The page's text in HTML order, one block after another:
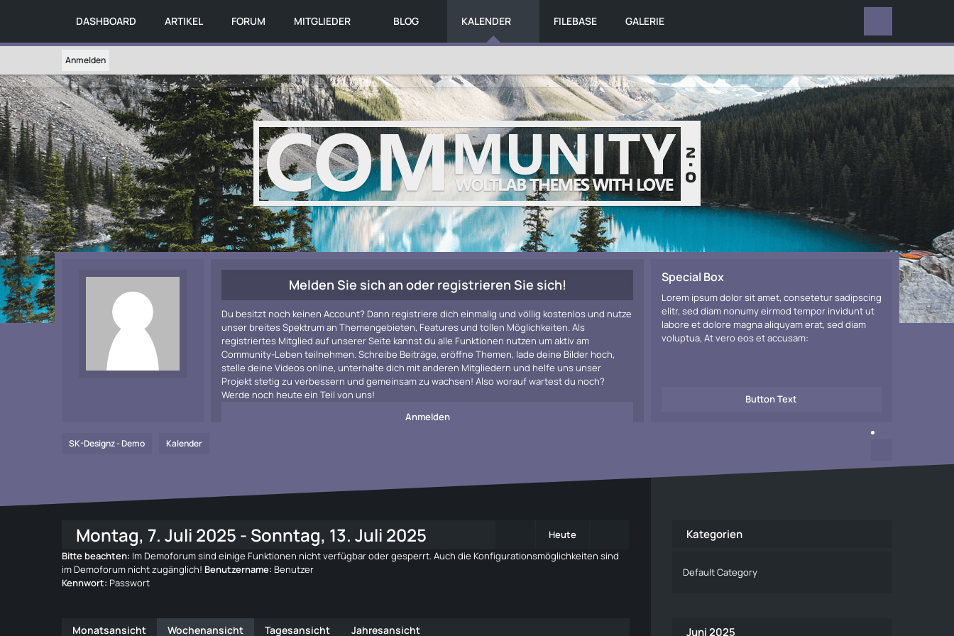
DASHBOARD ARTIKEL FORUM MITGLIEDER BLOG KALENDER FILEBASE GALERIE
Anmelden
Melden Sie sich an oder registrieren Sie sich!
Du besitzt noch keinen Account? Dann registriere dich einmalig und völlig kostenlos und nutze
unser breites Spektrum an Themengebieten, Features und tollen Möglichkeiten. Als
registriertes Mitglied auf unserer Seite kannst du alle Funktionen nutzen um aktiv am
Community-Leben teilnehmen. Schreibe Beiträge, eröffne Themen, lade deine Bilder hoch,
stelle deine Videos online, unterhalte dich mit anderen Mitgliedern und helfe uns unser
Projekt stetig zu verbessern und gemeinsam zu wachsen! Also worauf wartest du noch?
Werde noch heute ein Teil von uns!
Anmelden
Special Box
Lorem ipsum dolor sit amet, consetetur sadipscing
elitr, sed diam nonumy eirmod tempor invidunt ut
labore et dolore magna aliquyam erat, sed diam
voluptua, At vero eos et accusam:
Button Text
SK-Designz - Demo Kalender
Montag, 7. Juli 2025 - Sonntag, 13. Juli 2025
Heute
Bitte beachten: Im Demoforum sind einige Funktionen nicht verfügbar oder gesperrt. Auch die Konfigurationsmöglichkeiten sind
im Demoforum nicht zugänglich! Benutzername: Benutzer
Kennwort: Passwort
Monatsansicht Wochenansicht Tagesansicht Jahresansicht
Kategorien
Default Category
Juni 2025